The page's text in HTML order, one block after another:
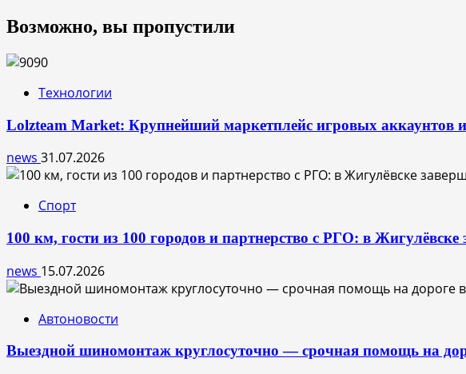
Возможно, вы пропустили
Технологии
Lolzteam Market: Крупнейший маркетплейс игровых аккаунтов
news 31.07.2026
Спорт
100 км, гости из 100 городов и партнерство с РГО: в
news 15.07.2026
Автоновости
Выездной шиномонтаж круглосуточно — срочная помощь на